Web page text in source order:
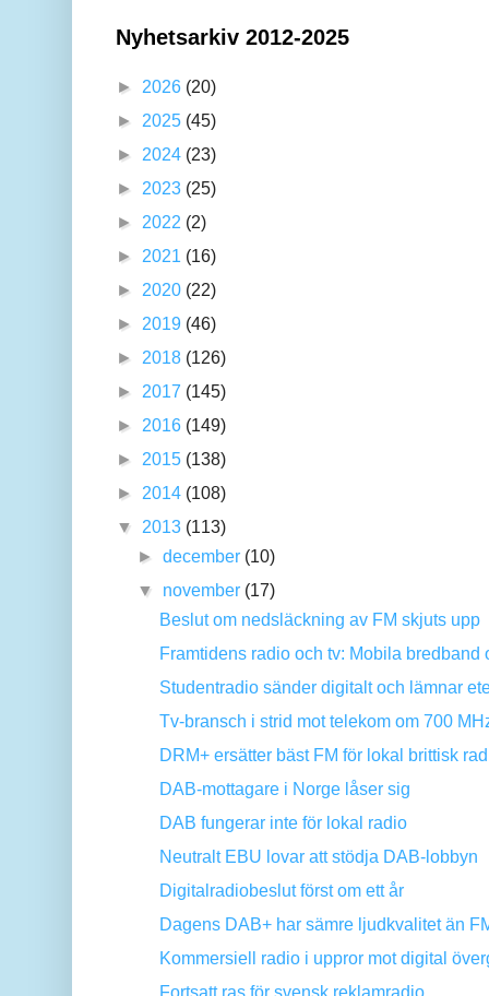
Nyhetsarkiv 2012-2025
► 2026 (20)
► 2025 (45)
► 2024 (23)
► 2023 (25)
► 2022 (2)
► 2021 (16)
► 2020 (22)
► 2019 (46)
► 2018 (126)
► 2017 (145)
► 2016 (149)
► 2015 (138)
► 2014 (108)
▼ 2013 (113)
►december (10)
▼ november (17)
Beslut om nedsläckning av FM skjuts upp
Framtidens radio och tv: Mobila bredband
Studentradio sänder digitalt och lämnar
Tv-bransch i strid mot telekom om 700
DRM+ ersätter bäst FM för lokal brittisk
DAB-mottagare i Norge låser sig
DAB fungerar inte för lokal radio
Neutralt EBU lovar att stödja DAB-lobbyn
Digitalradiobeslut först om ett år
Dagens DAB+ har sämre ljudkvalitet än
Kommersiell radio i uppror mot digital
Fortsatt ras för svensk reklamradio